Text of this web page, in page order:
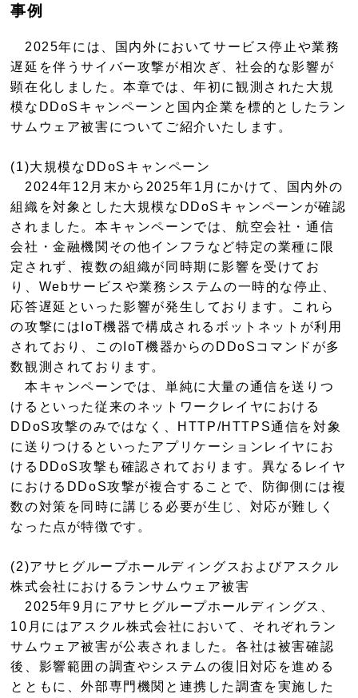
事例
2025年には、国内外においてサービス停止や業務
遅延を伴うサイバー攻撃が相次ぎ、社会的な影響が
顕在化しました。本章では、年初に観測された大規
模なDDoSキャンペーンと国内企業を標的としたラン
サムウェア被害についてご紹介いたします。
(1)大規模なDDoSキャンペーン
2024年12月末から2025年1月にかけて、国内外の
組織を対象とした大規模なDDoSキャンペーンが確認
されました。本キャンペーンでは、航空会社・通信
会社・金融機関その他インフラなど特定の業種に限
定されず、複数の組織が同時期に影響を受けてお
り、Webサービスや業務システムの一時的な停止、
応答遅延といった影響が発生しております。これら
の攻撃にはIoT機器で構成されるボットネットが利用
されており、このIoT機器からのDDoSコマンドが多
数観測されております。
本キャンペーンでは、単純に大量の通信を送りつ
けるといった従来のネットワークレイヤにおける
DDoS攻撃のみではなく、HTTP/HTTPS通信を対象
に送りつけるといったアプリケーションレイヤにお
けるDDoS攻撃も確認されております。異なるレイヤ
におけるDDoS攻撃が複合することで、防御側には複
数の対策を同時に講じる必要が生じ、対応が難しく
なった点が特徴です。
(2)アサヒグループホールディングスおよびアスクル
株式会社におけるランサムウェア被害
2025年9月にアサヒグループホールディングス、
10月にはアスクル株式会社において、それぞれラン
サムウェア被害が公表されました。各社は被害確認
後、影響範囲の調査やシステムの復旧対応を進める
とともに、外部専門機関と連携した調査を実施した